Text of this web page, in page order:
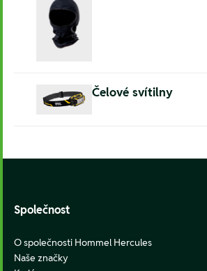
Čelové svítilny
Společnost
O společnosti Hommel Hercules
Naše značky